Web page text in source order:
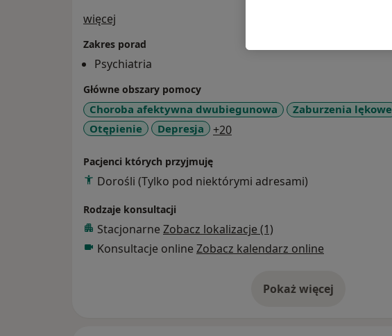
więcej
Zakres porad
Psychiatria
Główne obszary pomocy
Choroba afektywna dwubiegunowa Zaburzenia lękowe
Otępienie
Depresja +20a11y_sr_more_diseases
Pacjenci których przyjmuję
Dorośli (Tylko pod niektórymi adresami)
Rodzaje konsultacji
Stacjonarne Zobacz lokalizacje (1)
Konsultacje online Zobacz kalendarz online
Pokaż więcejo doświadczeniu